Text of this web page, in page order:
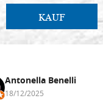
KAUF
Antonella Benelli
18/12/2025